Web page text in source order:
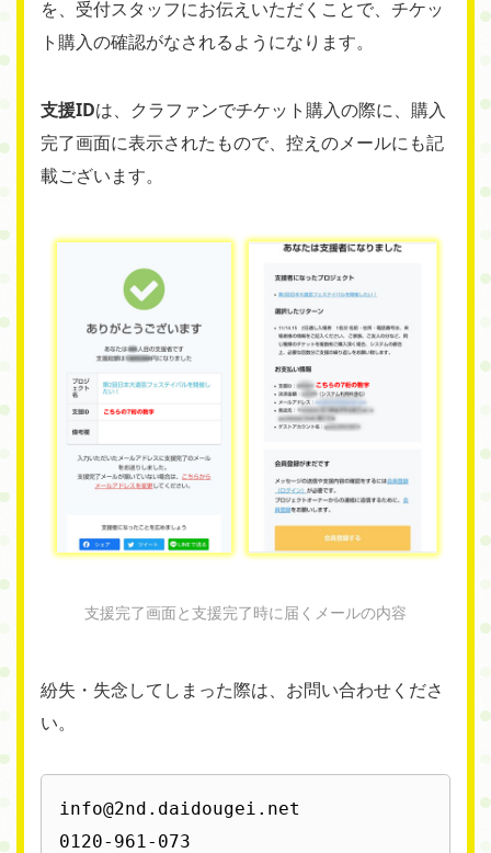
を、受付スタッフにお伝えいただくことで、チケッ
ト購入の確認がなされるようになります。
支援IDは、クラファンでチケット購入の際に、購入
完了画面に表示されたもので、控えのメールにも記
載ございます。
支援完了画面と支援完了時に届くメールの内容
紛失・失念してしまった際は、お問い合わせくださ
い。
info@2nd.daidougei.net
0120-961-073